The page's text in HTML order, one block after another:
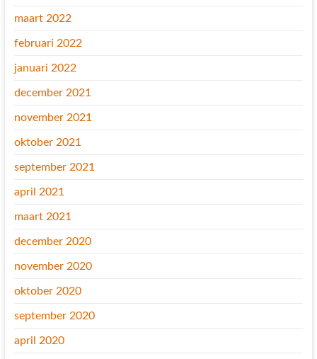
maart 2022
februari 2022
januari 2022
december 2021
november 2021
oktober 2021
september 2021
april 2021
maart 2021
december 2020
november 2020
oktober 2020
september 2020
april 2020